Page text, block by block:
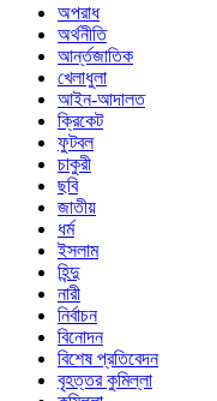
অপরাধ
অর্থনীতি
আর্ন্তজাতিক
খেলাধুলা
আইন-আদালত
ক্রিকেট
ফুটবল
চাকুরী
ছবি
জাতীয়
ধর্ম
ইসলাম
হিন্দু
নারী
নির্বাচন
বিনোদন
বিশেষ প্রতিবেদন
বৃহত্তর কুমিল্লা